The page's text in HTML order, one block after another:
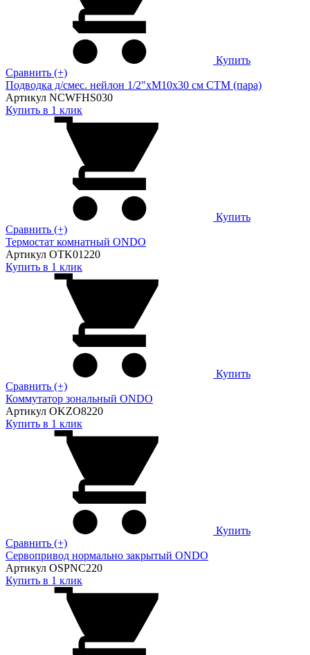
Купить
Сравнить (+)
Подводка д/смес. нейлон 1/2"xM10x30 см CTM (пара)
Артикул NCWFHS030
Купить в 1 клик
Купить
Сравнить (+)
Термостат комнатный ONDO
Артикул OTK01220
Купить в 1 клик
Купить
Сравнить (+)
Коммутатор зональный ONDO
Артикул OKZO8220
Купить в 1 клик
Купить
Сравнить (+)
Сервопривод нормально закрытый ONDO
Артикул OSPNC220
Купить в 1 клик